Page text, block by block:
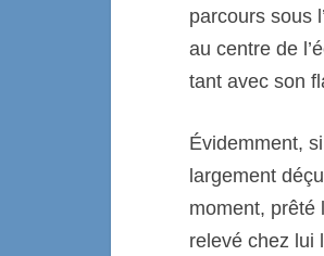
parcours sous
au centre de
tant avec son
Évidemment,
largement
moment, prêté
relevé chez lui